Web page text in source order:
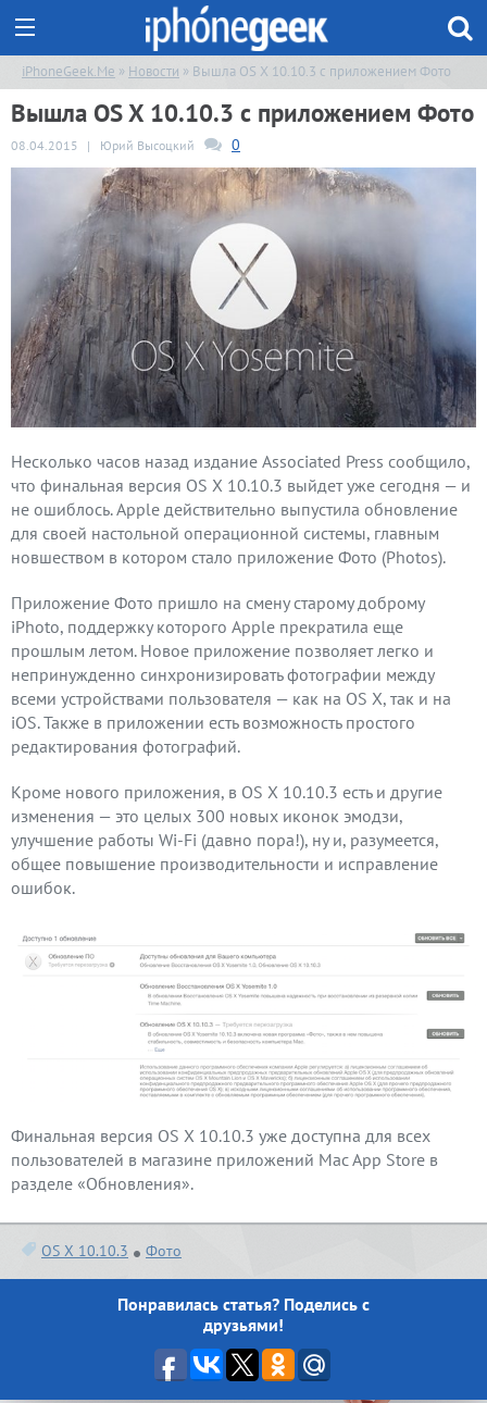
iPhoneGeek.Me » Новости » Вышла OS X 10.10.3 с приложением Фото
Вышла OS X 10.10.3 с приложением Фото
08.04.2015 | Юрий Высоцкий 0
Несколько часов назад издание Associated Press сообщило,
что финальная версия OS X 10.10.3 выйдет уже сегодня — и
не ошиблось. Apple действительно выпустила обновление
для своей настольной операционной системы, главным
новшеством в котором стало приложение Фото (Photos).
Приложение Фото пришло на смену старому доброму
iPhoto, поддержку которого Apple прекратила еще
прошлым летом. Новое приложение позволяет легко и
непринужденно синхронизировать фотографии между
всеми устройствами пользователя — как на OS X, так и на
iOS. Также в приложении есть возможность простого
редактирования фотографий.
Кроме нового приложения, в OS X 10.10.3 есть и другие
изменения — это целых 300 новых иконок эмодзи,
улучшение работы Wi-Fi (давно пора!), ну и, разумеется,
общее повышение производительности и исправление
ошибок.
Финальная версия OS X 10.10.3 уже доступна для всех
пользователей в магазине приложений Mac App Store в
разделе «Обновления».
OS X 10.10.3 Фото
Понравилась статья? Поделись с
друзьями!